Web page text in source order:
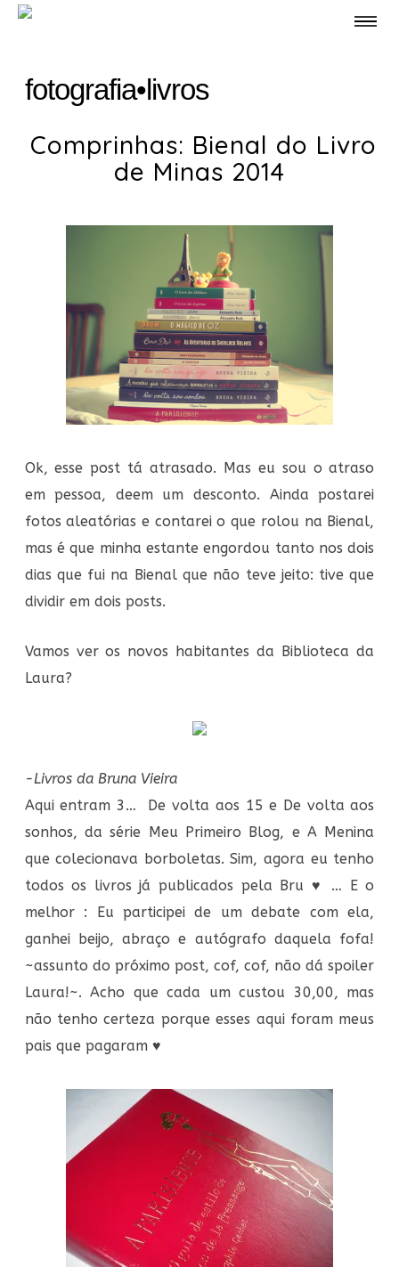
fotografia•livros
Comprinhas: Bienal do Livro
de Minas 2014
Ok, esse post tá atrasado. Mas eu sou o atraso
em pessoa, deem um desconto. Ainda postarei
fotos aleatórias e contarei o que rolou na Bienal,
mas é que minha estante engordou tanto nos dois
dias que fui na Bienal que não teve jeito: tive que
dividir em dois posts.
Vamos ver os novos habitantes da Biblioteca da
Laura?
-Livros da Bruna Vieira
Aqui entram 3… De volta aos 15 e De volta aos
sonhos, da série Meu Primeiro Blog, e A Menina
que colecionava borboletas. Sim, agora eu tenho
todos os livros já publicados pela Bru ♥ … E o
melhor : Eu participei de um debate com ela,
ganhei beijo, abraço e autógrafo daquela fofa!
~assunto do próximo post, cof, cof, não dá spoiler
Laura!~. Acho que cada um custou 30,00, mas
não tenho certeza porque esses aqui foram meus
pais que pagaram ♥